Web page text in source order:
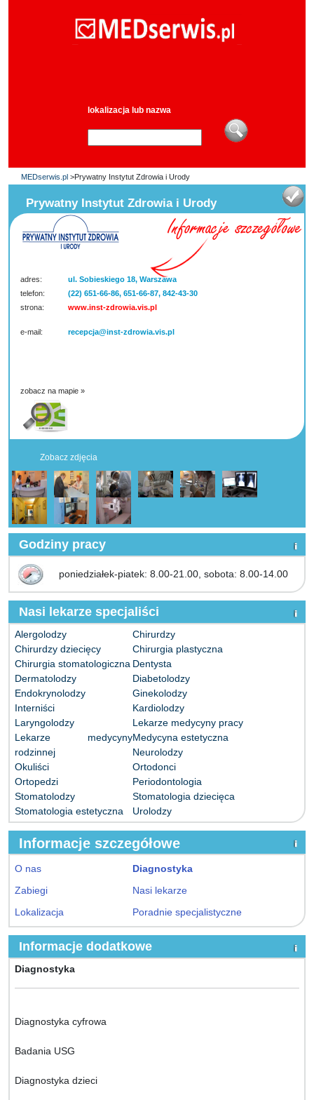
lokalizacja lub nazwa
MEDserwis.pl >Prywatny Instytut Zdrowia i Urody
Prywatny Instytut Zdrowia i Urody
adres:
ul. Sobieskiego 18, Warszawa
telefon:
(22) 651-66-86, 651-66-87, 842-43-30
strona:
www.inst-zdrowia.vis.pl
e-mail: recepcja@inst-zdrowia.vis.pl
zobacz na mapie »
Zobacz zdjęcia
Godziny pracy
poniedziałek-piatek: 8.00-21.00, sobota: 8.00-14.00
Nasi lekarze specjaliści
Alergolodzy
Chirurdzy
Chirurdzy dziecięcy
Chirurgia plastyczna
Chirurgia stomatologiczna Dentysta
Dermatolodzy
Diabetolodzy
Endokrynolodzy
Ginekolodzy
Interniści
Kardiolodzy
Laryngolodzy
Lekarze medycyny pracy
Lekarze medycyny
rodzinnej
Medycyna estetyczna
Neurolodzy
Okuliści
Ortodonci
Ortopedzi
Periodontologia
Stomatolodzy
Stomatologia dziecięca
Stomatologia estetyczna
Urolodzy
Informacje szczegółowe
O nas
Diagnostyka
Zabiegi
Nasi lekarze
Lokalizacja
Poradnie specjalistyczne
Informacje dodatkowe
Diagnostyka
Diagnostyka cyfrowa
Badania USG
Diagnostyka dzieci